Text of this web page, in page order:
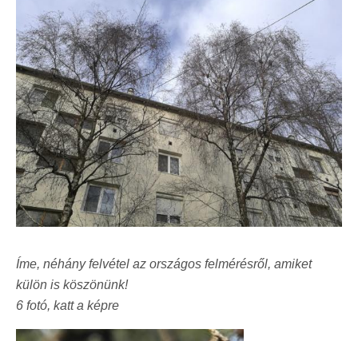
Íme, néhány felvétel az országos felmérésről, amiket
külön is köszönünk!
6 fotó, katt a képre